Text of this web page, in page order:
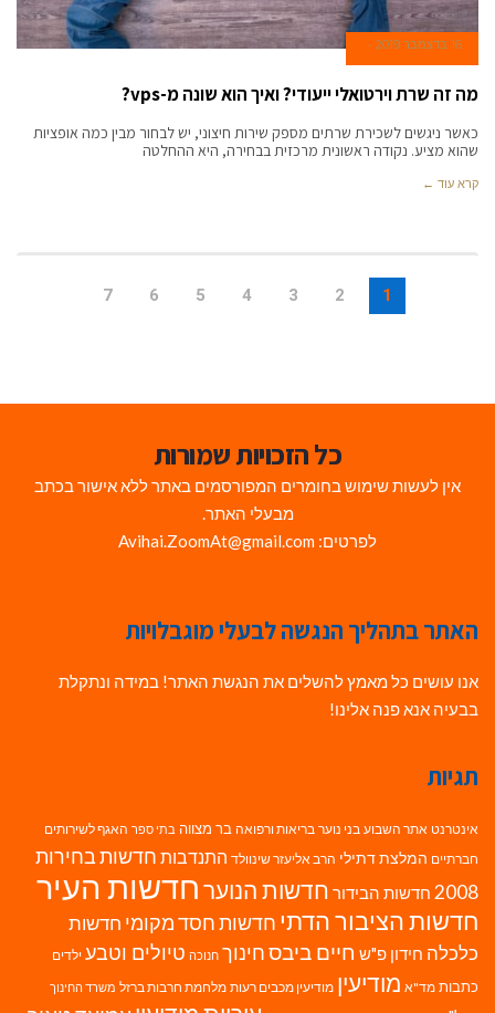
16 בדצמבר 2019
מה זה שרת וירטואלי ייעודי? ואיך הוא שונה מ-vps?
כאשר ניגשים לשכירת שרתים מספק שירות חיצוני, יש לבחור מבין כמה אופציות
שהוא מציע. נקודה ראשונית מרכזית בבחירה, היא ההחלטה
קרא עוד ←
1
2
3
4
5
6
7
כל הזכויות שמורות
אין לעשות שימוש בחומרים המפורסמים באתר ללא אישור בכתב
מבעלי האתר.
לפרטים: Avihai.ZoomAt@gmail.com
האתר בתהליך הנגשה לבעלי מוגבלויות
אנו עושים כל מאמץ להשלים את הנגשת האתר! במידה ונתקלת
בבעיה אנא פנה אלינו!
תגיות
אינטרנט אתר השבוע בני נוער בריאות ורפואה בר מצווה בתי ספר האגף לשירותים
חברתיים המלצת דתילי הרב אליעזר שינוולד התנדבות חדשות בחירות
2008 חדשות הבידור חדשות הנוערחדשות העיר
חדשות הציבור הדתי חדשות חסד מקומי חדשות
כלכלה חידון פ"ש חיים ביבסחינוך חנוכה טיולים וטבע ילדים
כתבות מד"א מודיעין מודיעין מכבים רעות מלחמת חרבות ברזל משרד החינוך